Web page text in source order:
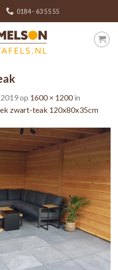
0184 - 63 55 55
op 1600 × 1200in
zwart-teak 120x80x35cm